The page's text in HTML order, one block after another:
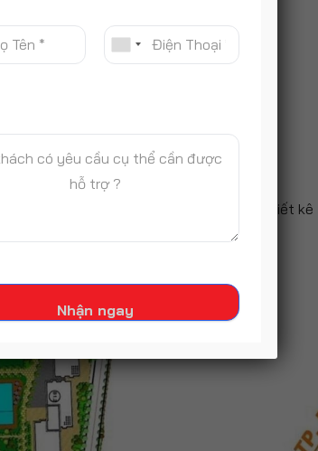
TẦNG DỰ ÁN THE WIN CITY
đa dạng, layou căn hộ thiết
Nhận ngay